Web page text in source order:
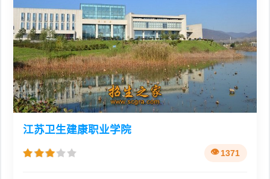
江苏卫生建康职业学院
1371